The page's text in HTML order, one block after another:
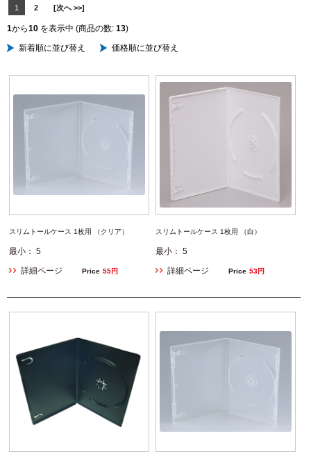
1 2 [次へ >>]
1から10 を表示中 (商品の数: 13)
新着順に並び替え
価格順に並び替え
スリムトールケース 1枚用 （クリア）
最小： 5
詳細ページ
Price 55円
スリムトールケース 1枚用 （白）
最小： 5
詳細ページ
Price 53円